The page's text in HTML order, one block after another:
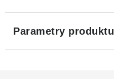
Parametry produktu